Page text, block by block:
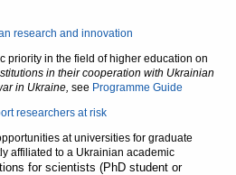
research and innovation
priority in the field of higher education on
in their cooperation with Ukrainian
in Ukraine, see Programme Guide
researchers at risk
at universities for graduate
affiliated to a Ukrainian academic
for scientists (PhD student or